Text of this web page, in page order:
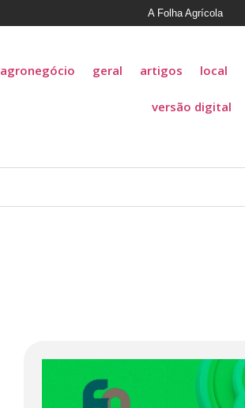
A Folha Agrícola
agronegócio geral artigos local
versão digital